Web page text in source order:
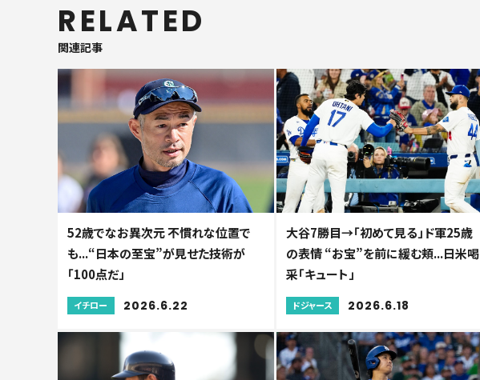
RELATED
関連記事
52歳でなお異次元 不慣れな位置で
も...“日本の至宝”が見せた技術が
「100点だ」
イチロー 2026.6.22
大谷7勝目→「初めて見る」ド軍25歳
の表情 “お宝”を前に緩む頬...日米喝
采「キュート」
ドジャース 2026.6.18